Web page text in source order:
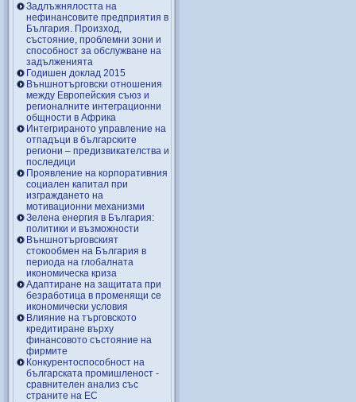
Задлъжнялостта на
нефинансовите предприятия в
България. Произход,
състояние, проблемни зони и
способност за обслужване на
задълженията
Годишен доклад 2015
Външнотърговски отношения
между Европейския съюз и
регионалните интеграционни
общности в Африка
Интегрираното управление на
отпадъци в българските
региони – предизвикателства и
последици
Проявление на корпоративния
социален капитал при
изграждането на
мотивационни механизми
Зелена енергия в България:
политики и възможности
Външнотърговският
стокообмен на България в
периода на глобалната
икономическа криза
Адаптиране на защитата при
безработица в променящи се
икономически условия
Влияние на търговското
кредитиране върху
финансовото състояние на
фирмите
Конкурентоспособност на
българската промишленост -
сравнителен анализ със
страните на ЕС